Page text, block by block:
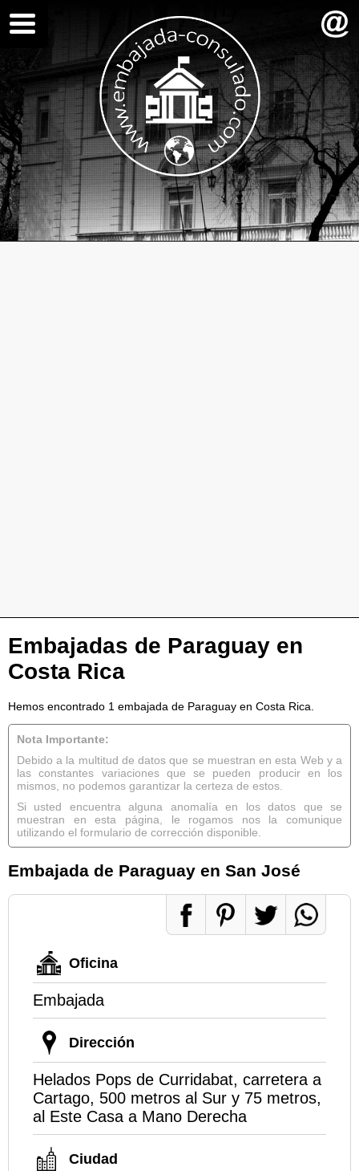
Embajadas de Paraguay en
Costa Rica
Hemos encontrado 1 embajada de Paraguay en Costa Rica.
Nota Importante:
Debido a la multitud de datos que se muestran en esta Web y a
las constantes variaciones que se pueden producir en los
mismos, no podemos garantizar la certeza de estos.
Si usted encuentra alguna anomalía en los datos que se
muestran en esta página, le rogamos nos la comunique
utilizando el formulario de corrección disponible.
Embajada de Paraguay en San José
Oficina
Embajada
Dirección
Helados Pops de Curridabat, carretera a
Cartago, 500 metros al Sur y 75 metros,
al Este Casa a Mano Derecha
Ciudad